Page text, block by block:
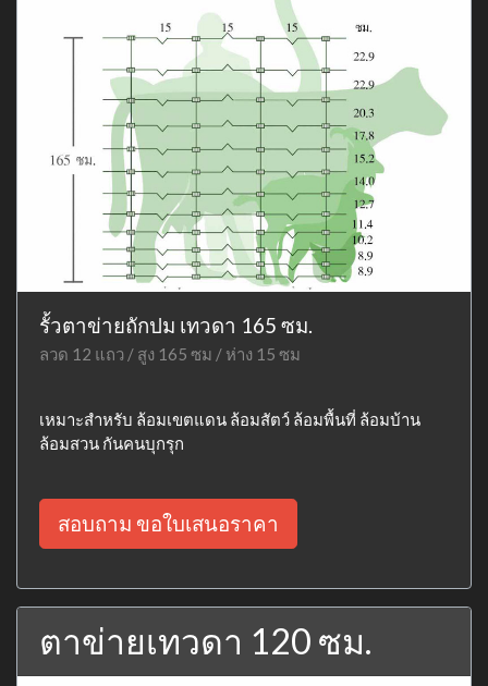
รั้วตาข่ายถักปม เทวดา 165 ซม.
ลวด 12 แถว / สูง 165 ซม / ห่าง 15 ซม
เหมาะสำหรับ ล้อมเขตแดน ล้อมสัตว์ ล้อมพื้นที่ ล้อมบ้าน
ล้อมสวน กันคนบุกรุก
สอบถาม ขอใบเสนอราคา
ตาข่ายเทวดา 120 ซม.